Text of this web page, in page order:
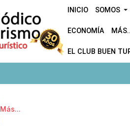
INICIO SOMOS
ECONOMÍA
EL CLUB BUEN
Más...